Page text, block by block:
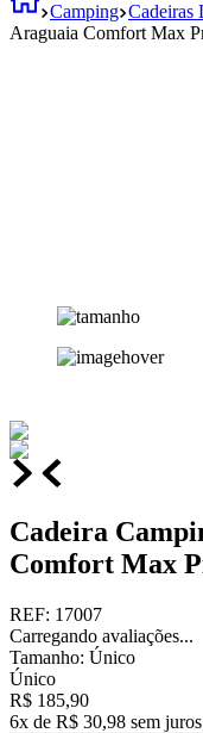
Camping Cadeiras
Araguaia Comfort Max
Cadeira
Comfort Max
REF: 17007
Carregando avaliações...
Tamanho: Único
Único
R$ 185,90
6x de R$ 30,98 sem juros